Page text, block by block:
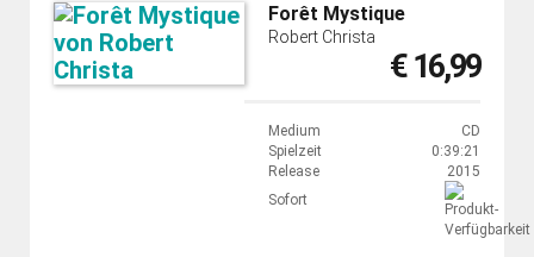
Forêt Mystique
Robert Christa
€ 16,99
Medium
CD
Spielzeit
0:39:21
Release
2015
Sofort